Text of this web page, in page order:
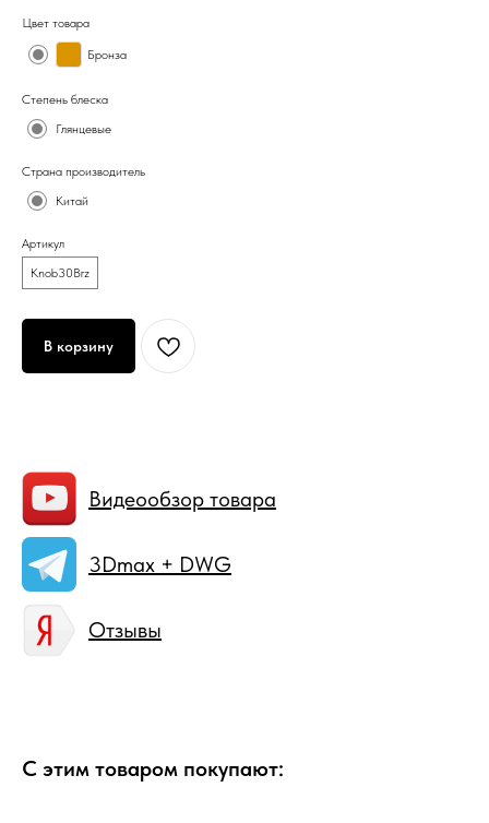
Цвет товара
Бронза
Степень блеска
Глянцевые
Страна производитель
Китай
Артикул
Knob30Brz
В корзину
Видеообзор товара
3Dmax + DWG
Отзывы
С этим товаром покупают: